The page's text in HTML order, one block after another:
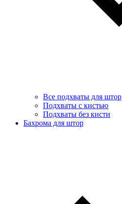
Все подхваты для штор
Подхваты с кистью
Подхваты без кисти
Бахрома для штор